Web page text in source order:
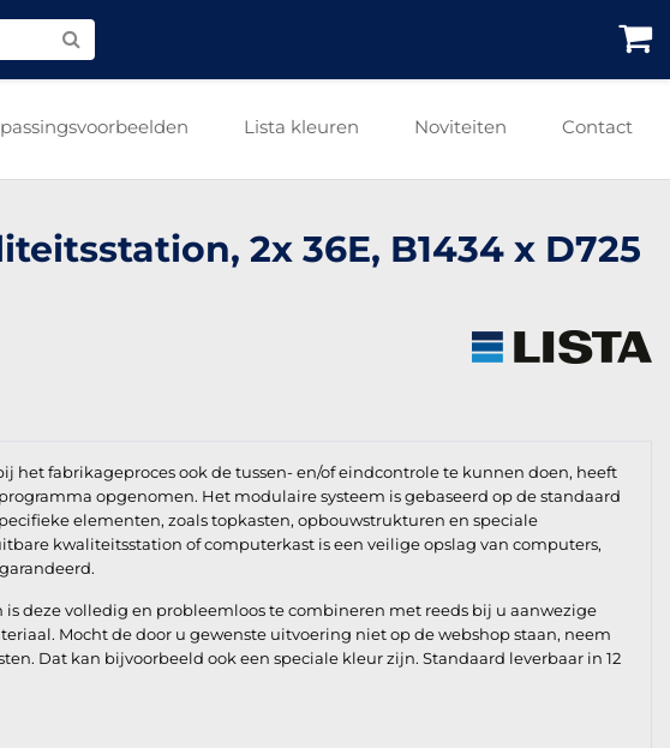
Lista kleuren Noviteiten Contact
2x 36E, B1434 x D725
het fabrikageproces ook de tussen- en/of eindcontrole te kunnen doen, heeft
opgenomen. Het modulaire systeem is gebaseerd op de standaard
elementen, zoals topkasten, opbouwstrukturen en speciale
kwaliteitsstation of computerkast is een veilige opslag van computers,
deze volledig en probleemloos te combineren met reeds bij u aanwezige
Mocht de door u gewenste uitvoering niet op de webshop staan, neem
Dat kan bijvoorbeeld ook een speciale kleur zijn. Standaard leverbaar in 12